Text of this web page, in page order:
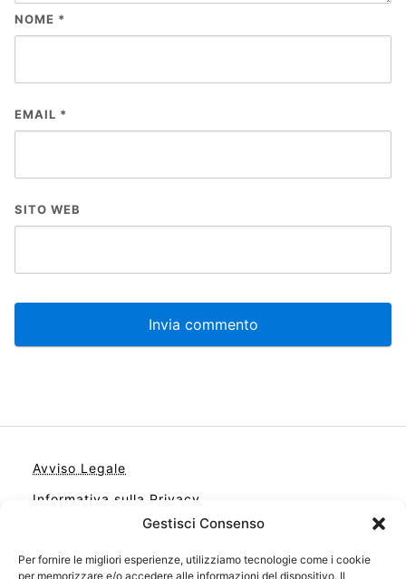
Gestisci Consenso
Per fornire le migliori esperienze, utilizziamo tecnologie come i cookie
per memorizzare e/o accedere alle informazioni del dispositivo. Il
NOME *
EMAIL *
SITO WEB
Avviso Legale
Informativa sulla Privacy
Contatto